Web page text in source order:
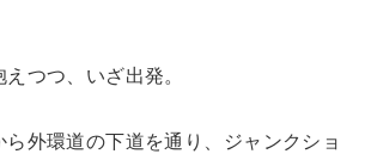
つつ、いざ出発。
ら外環道の下道を通り、ジャンクショ